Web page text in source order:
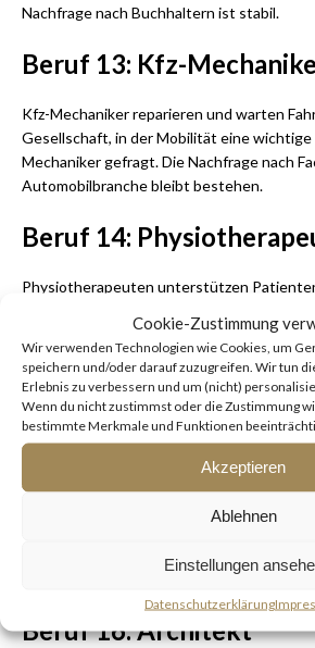
Cookie-Zustimmung
Wir verwenden Technologien wie Cookies, um
speichern und/oder darauf zuzugreifen. Wir tun
Erlebnis zu verbessern und um (nicht)
Wenn du nicht zustimmst oder die Zustimmung
bestimmte Merkmale und Funktionen
Akzeptieren
Ablehnen
Einstellungen
Datenschutzerklärung
Nachfrage nach Buchhaltern ist stabil.
Beruf 13: Kfz-
Kfz-Mechaniker reparieren und warten
Gesellschaft, in der Mobilität eine wichtige
Mechaniker gefragt. Die Nachfrage nach
Automobilbranche bleibt bestehen.
Beruf 14:
Physiotherapeuten unterstützen
Schmerzlinderung. Die Nachfrage nach
hoch, da die Gesundheitsbranche einen
rehabilitativen Dienstleistungen hat.
Beruf 15: Bauingenieur
Bauingenieure sind für die Planung und
Bauprojekten verantwortlich. Ob Hochbau,
Rolle in der Bauindustrie. Die Nachfrage
Beruf 16: Architekt